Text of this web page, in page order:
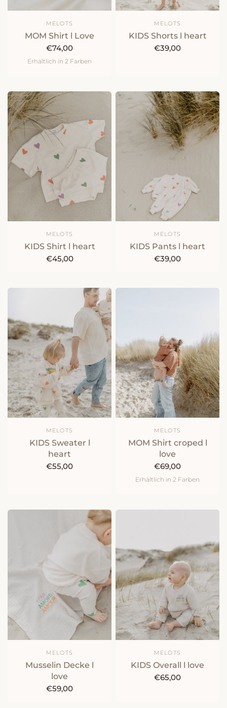
MELOTS
MOM Shirt l Love
€74,00
naturpeach
Erhältlich in 2 Farben
MELOTS
KIDS Shorts l heart
€39,00
MELOTS
KIDS Shirt l heart
€45,00
MELOTS
KIDS Pants l heart
€39,00
MELOTS
KIDS Sweater l
heart
€55,00
MELOTS
MOM Shirt croped l
love
€69,00
Erhältlich in 2 Farben
MELOTS
Musselin Decke l
love
€59,00
MELOTS
KIDS Overall l love
€65,00